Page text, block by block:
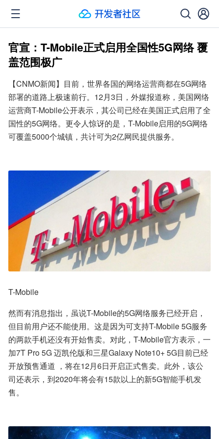
官宣：T-Mobile正式启用全国性5G网络 覆
盖范围极广
【CNMO新闻】目前，世界各国的网络运营商都在5G网络
部署的道路上极速前行。12月3日，外媒报道称，美国网络
运营商T-Mobile公开表示，其公司已经在美国正式启用了全
国性的5G网络。更令人惊讶的是，T-Mobile启用的5G网络
可覆盖5000个城镇，共计可为2亿网民提供服务。
T-Mobile
然而有消息指出，虽说T-Mobile的5G网络服务已经开启，
但目前用户还不能使用。这是因为可支持T-Mobile 5G服务
的两款手机还没有开始售卖。对此，T-Mobile官方表示，一
加7T Pro 5G 迈凯伦版和三星Galaxy Note10+ 5G目前已经
开放预售通道 ，将在12月6日开启正式售卖。此外，该公
司还表示，到2020年将会有15款以上的新5G智能手机发
售。